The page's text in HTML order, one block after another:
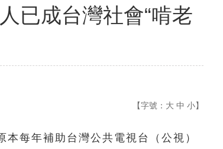
已成台灣社會“啃老
【字號： 大 中 小】
本每年補助台灣公共電視台（公視）